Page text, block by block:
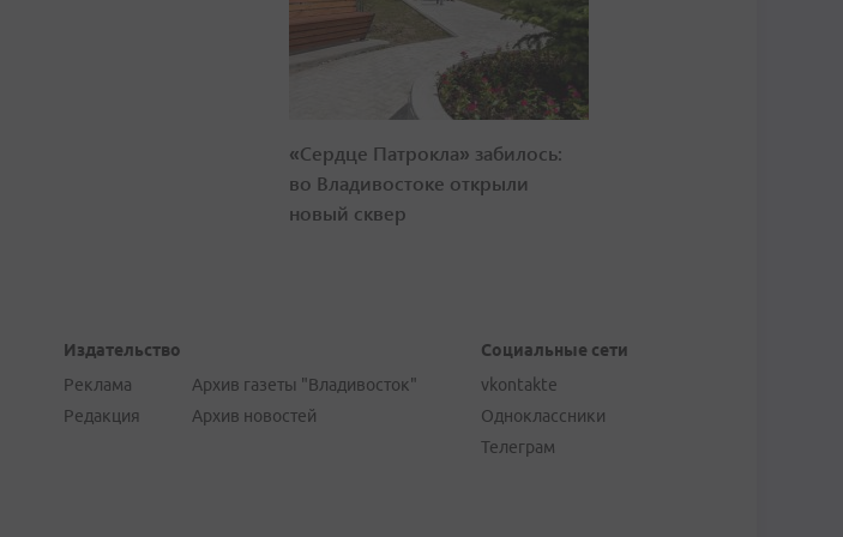
«Сердце Патрокла» забилось:
во Владивостоке открыли
новый сквер
Издательство
Реклама
Редакция
Архив газеты "Владивосток"
Архив новостей
Социальные сети
vkontakte
Одноклассники
Телеграм